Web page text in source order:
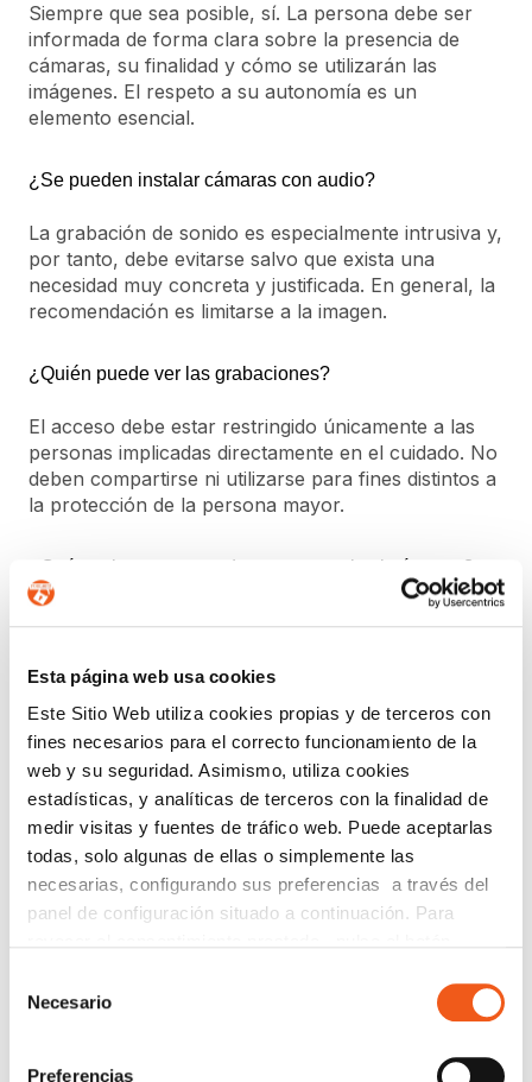
Esta página web usa cookies
Este Sitio Web utiliza cookies propias y de terceros con
fines necesarios para el correcto funcionamiento de la
web y su seguridad. Asimismo, utiliza cookies
estadísticas, y analíticas de terceros con la finalidad de
medir visitas y fuentes de tráfico web. Puede aceptarlas
todas, solo algunas de ellas o simplemente las
necesarias, configurando sus preferencias a través del
panel de configuración situado a continuación. Para
consultar nuestra política de cookies
política de cookies
Necesario
Preferencias
Siempre que sea posible, sí. La persona debe ser
informada de forma clara sobre la presencia de
cámaras, su finalidad y cómo se utilizarán las
imágenes. El respeto a su autonomía es un
elemento esencial.
¿Se pueden instalar cámaras con audio?
La grabación de sonido es especialmente intrusiva y,
por tanto, debe evitarse salvo que exista una
necesidad muy concreta y justificada. En general, la
recomendación es limitarse a la imagen.
¿Quién puede ver las grabaciones?
El acceso debe estar restringido únicamente a las
personas implicadas directamente en el cuidado. No
deben compartirse ni utilizarse para fines distintos a
la protección de la persona mayor.
¿Cuánto tiempo se pueden conservar las imágenes?
Solo durante el tiempo estrictamente necesario para
almacenar indefinidamente ni reutilizar para otros
¿Se pueden usar cámaras para controlar a los
cuidadores?
No deben utilizarse como un sistema de control
laboral continuo. Aunque pueden informar de
situaciones de seguridad, su uso debe ser
proporcional y respetuoso con la privacidad de los
¿Existen alternativas a la videovigilancia?